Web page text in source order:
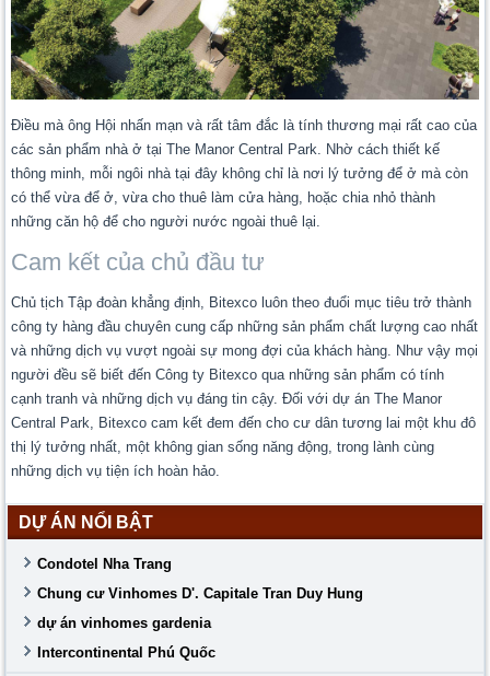
Điều mà ông Hội nhấn mạn và rất tâm đắc là tính thương mại rất cao của
các sản phẩm nhà ở tại The Manor Central Park. Nhờ cách thiết kế
thông minh, mỗi ngôi nhà tại đây không chỉ là nơi lý tưởng để ở mà còn
có thể vừa để ở, vừa cho thuê làm cửa hàng, hoặc chia nhỏ thành
những căn hộ để cho người nước ngoài thuê lại.
Cam kết của chủ đầu tư
Chủ tịch Tập đoàn khẳng định, Bitexco luôn theo đuổi mục tiêu trở thành
công ty hàng đầu chuyên cung cấp những sản phẩm chất lượng cao nhất
và những dịch vụ vượt ngoài sự mong đợi của khách hàng. Như vậy mọi
người đều sẽ biết đến Công ty Bitexco qua những sản phẩm có tính
cạnh tranh và những dịch vụ đáng tin cậy. Đối với dự án The Manor
Central Park, Bitexco cam kết đem đến cho cư dân tương lai một khu đô
thị lý tưởng nhất, một không gian sống năng động, trong lành cùng
những dịch vụ tiện ích hoàn hảo.
DỰ ÁN NỔI BẬT
Condotel Nha Trang
Chung cư Vinhomes D'. Capitale Tran Duy Hung
dự án vinhomes gardenia
Intercontinental Phú Quốc